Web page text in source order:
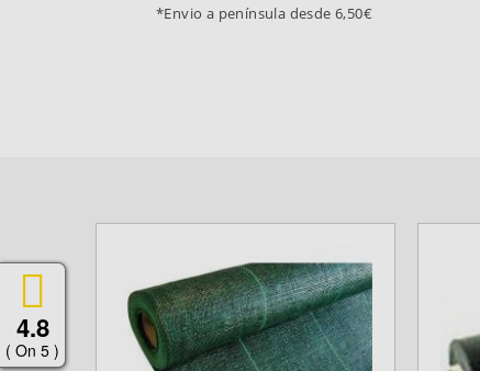
4.8
( On 5 )
*Envio a península desde 6,50€